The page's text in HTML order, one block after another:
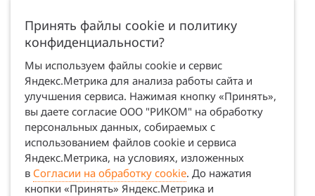
Принять файлы cookie и политику
конфиденциальности?
Мы используем файлы cookie и сервис
Яндекс.Метрика для анализа работы сайта и
улучшения сервиса. Нажимая кнопку «Принять»,
вы даете согласие ООО "РИКОМ" на обработку
персональных данных, собираемых с
использованием файлов cookie и сервиса
Яндекс.Метрика, на условиях, изложенных
в Согласии на обработку cookie. До нажатия
кнопки «Принять» Яндекс.Метрика и